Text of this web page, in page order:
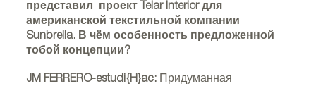
представил проект Telar Interior для
американской текстильной компании
Sunbrella. В чём особенность предложенной
тобой концепции?
JM FERRERO-estudi{H}ac: Придуманная